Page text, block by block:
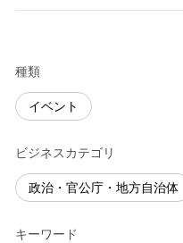
種類
イベント
ビジネスカテゴリ
政治・官公庁・地方自治体
キーワード